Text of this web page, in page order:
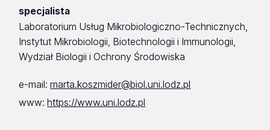
specjalista
Laboratorium Usług Mikrobiologiczno-Technicznych,
Instytut Mikrobiologii, Biotechnologii i Immunologii,
Wydział Biologii i Ochrony Środowiska
e-mail:marta.koszmider@biol.uni.lodz.pl
www:https://www.uni.lodz.pl